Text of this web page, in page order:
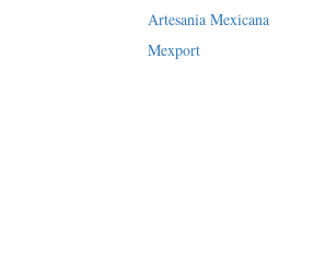
Artesania Mexicana
Mexport